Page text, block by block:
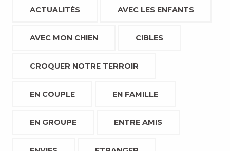
ACTUALITÉS AVEC LES ENFANTS
AVEC MON CHIEN CIBLES
CROQUER NOTRE TERROIR
EN COUPLE EN FAMILLE
EN GROUPE ENTRE AMIS